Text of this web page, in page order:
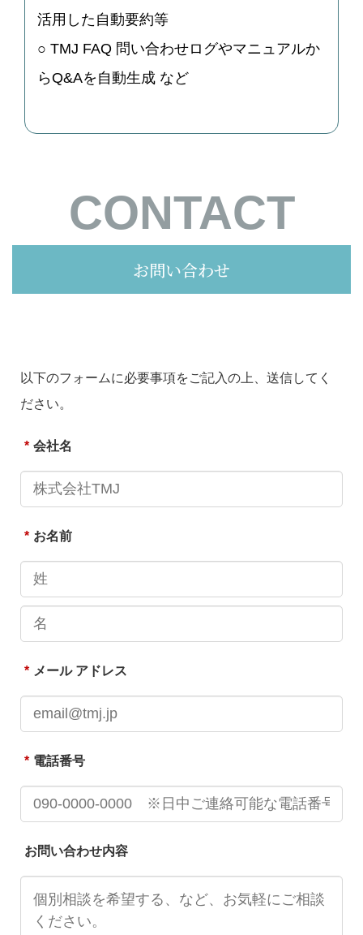
活用した自動要約等
○ TMJ FAQ 問い合わせログやマニュアルか
らQ&Aを自動生成 など
CONTACT
お問い合わせ
以下のフォームに必要事項をご記入の上、送信してく
ださい。
* 会社名
* お名前
* メール アドレス
* 電話番号
お問い合わせ内容